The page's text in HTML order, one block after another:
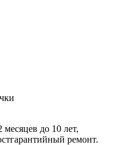
до 10 лет,
ремонт.